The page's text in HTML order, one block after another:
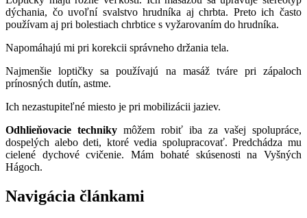
dýchania, čo uvoľní svalstvo hrudníka aj chrbta. Preto ich často
používam aj pri bolestiach chrbtice s vyžarovaním do hrudníka.
Napomáhajú mi pri korekcii správneho držania tela.
Najmenšie loptičky sa používajú na masáž tváre pri zápaloch
prínosných dutín, astme.
Ich nezastupiteľné miesto je pri mobilizácii jaziev.
Odhlieňovacie techniky môžem robiť iba za vašej spolupráce,
dospelých alebo deti, ktoré vedia spolupracovať. Predchádza mu
cielené dychové cvičenie. Mám bohaté skúsenosti na Vyšných
Hágoch.
Navigácia článkami